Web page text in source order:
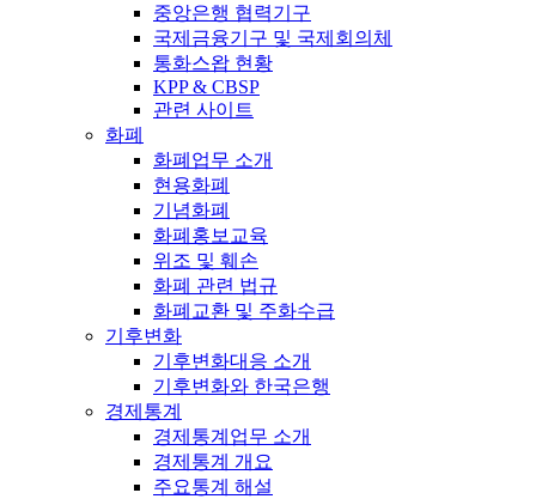
중앙은행 협력기구
국제금융기구 및 국제회의체
통화스왑 현황
KPP & CBSP
관련 사이트
화폐
화폐업무 소개
현용화폐
기념화폐
화폐홍보교육
위조 및 훼손
화폐 관련 법규
화폐교환 및 주화수급
기후변화
기후변화대응 소개
기후변화와 한국은행
경제통계
경제통계업무 소개
경제통계 개요
주요통계 해설